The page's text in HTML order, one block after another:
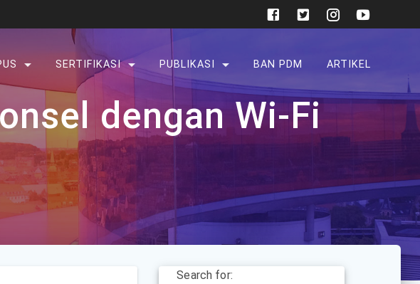
SERTIFIKASI PUBLIKASI BAN PDM ARTIKEL
dengan Wi-Fi
Search for: